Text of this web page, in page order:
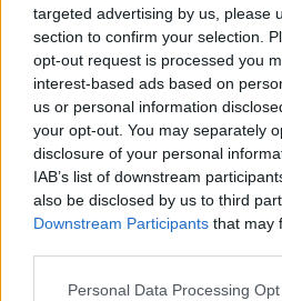
targeted advertising by us, please
section to confirm your selection.
opt-out request is processed you
interest-based ads based on
us or personal information
your opt-out. You may separately
disclosure of your personal
IAB’s list of downstream
also be disclosed by us to third
Downstream Participants that may
Please note that this website/app
Personal Data Processing